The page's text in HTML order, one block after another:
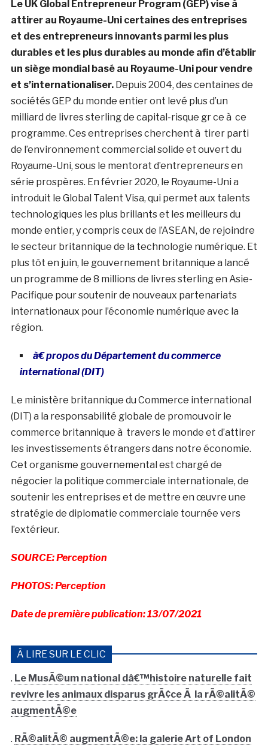
Le UK Global Entrepreneur Program (GEP) vise à
attirer au Royaume-Uni certaines des entreprises
et des entrepreneurs innovants parmi les plus
durables et les plus durables au monde afin d’établir
un siège mondial basé au Royaume-Uni pour vendre
et s’internationaliser.Depuis 2004, des centaines de
sociétés GEP du monde entier ont levé plus d’un
milliard de livres sterling de capital-risque gr ce à ce
programme. Ces entreprises cherchent à tirer parti
de l’environnement commercial solide et ouvert du
Royaume-Uni, sous le mentorat d’entrepreneurs en
série prospères. En février 2020, le Royaume-Uni a
introduit le Global Talent Visa, qui permet aux talents
technologiques les plus brillants et les meilleurs du
monde entier, y compris ceux de l’ASEAN, de rejoindre
le secteur britannique de la technologie numérique. Et
plus tôt en juin, le gouvernement britannique a lancé
un programme de 8 millions de livres sterling en Asie-
Pacifique pour soutenir de nouveaux partenariats
internationaux pour l’économie numérique avec la
région.
à€ propos du Département du commerce
international (DIT)
Le ministère britannique du Commerce international
(DIT) a la responsabilité globale de promouvoir le
commerce britannique à travers le monde et d’attirer
les investissements étrangers dans notre économie.
Cet organisme gouvernemental est chargé de
négocier la politique commerciale internationale, de
soutenir les entreprises et de mettre en œuvre une
stratégie de diplomatie commerciale tournée vers
l’extérieur.
SOURCE: Perception
PHOTOS: Perception
Date de première publication: 13/07/2021
À LIRE SUR LE CLIC
. Le MusÃ©um national dâ€™histoire naturelle fait
revivre les animaux disparus grÃ¢ce Ã la rÃ©alitÃ©
augmentÃ©e
. RÃ©alitÃ© augmentÃ©e: la galerie Art of London